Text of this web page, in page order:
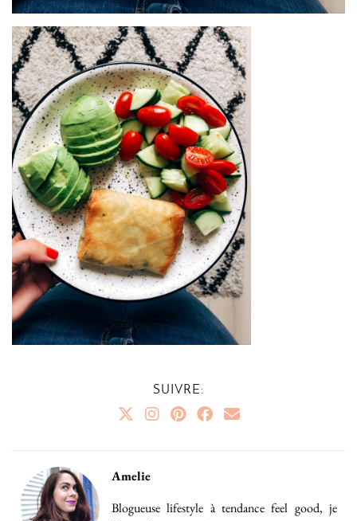
SUIVRE:
Amelie
Blogueuse lifestyle à tendance feel good, je